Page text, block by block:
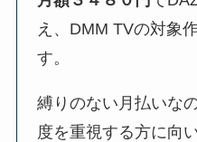
え、DMM TVの対象
す。
縛りのない月払いな
度を重視する方に向